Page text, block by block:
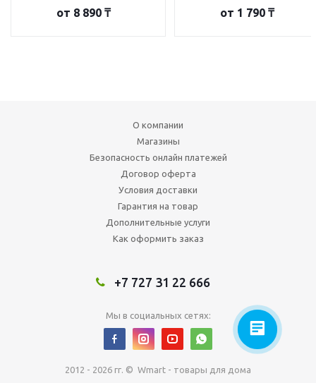
от 8 890 ₸ от 1 790 ₸
О компании
Магазины
Безопасность онлайн платежей
Договор оферта
Условия доставки
Гарантия на товар
Дополнительные услуги
Как оформить заказ
+7 727 31 22 666
Мы в социальных сетях:
2012 - 2026 гг. © Wmart - товары для дома